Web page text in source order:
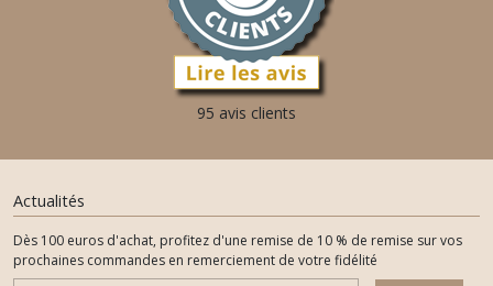
95 avis clients
Actualités
Dès 100 euros d'achat, profitez d'une remise de 10 % de remise sur vos
prochaines commandes en remerciement de votre fidélité